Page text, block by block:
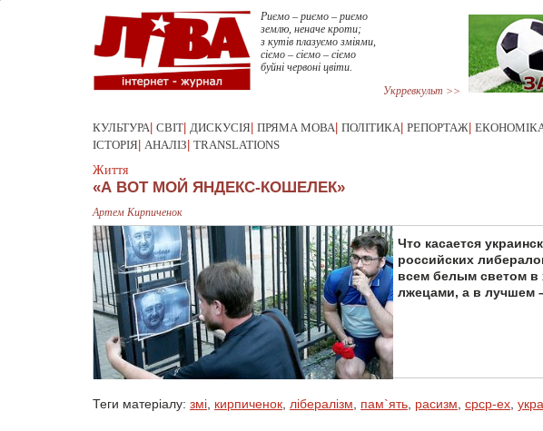
Риємо – риємо – риємо
землю, неначе кроти;
з кутів плазуємо зміями,
сіємо – сіємо – сіємо
буйні червоні цвіти.
Укрревкульт >>
КУЛЬТУРА СВІТ ДИСКУСІЯ ПРЯМА МОВА ПОЛІТИКА РЕПОРТАЖ
ІСТОРІЯ АНАЛІЗ TRANSLATIONS
Життя
«А ВОТ МОЙ ЯНДЕКС-КОШЕЛЕК»
Артем Кирпиченок
Что касается
российских
всем белым светом в
лжецами, а в лучшем
Теги матеріалу: змі кирпиченок лібералізм пам`ять расизм срср-ex